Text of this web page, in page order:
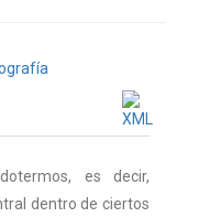
es decir,
dentro de ciertos